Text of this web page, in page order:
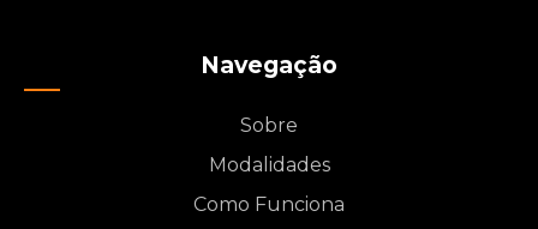
Navegação
Sobre
Modalidades
Como Funciona